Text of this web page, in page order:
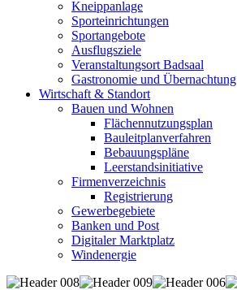
Kneippanlage
Sporteinrichtungen
Sportangebote
Ausflugsziele
Veranstaltungsort Badsaal
Gastronomie und Übernachtung
Wirtschaft & Standort
Bauen und Wohnen
Flächennutzungsplan
Bauleitplanverfahren
Bebauungspläne
Leerstandsinitiative
Firmenverzeichnis
Registrierung
Gewerbegebiete
Banken und Post
Digitaler Marktplatz
Windenergie